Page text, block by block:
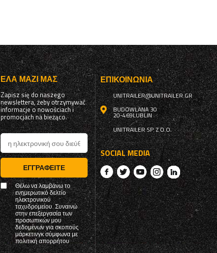
ΈΛΑ ΜΑΖΊ ΜΑΣ
Zapisz się do naszego
newslettera, żeby otrzymywać
informacje o nowościach i
promocjach na bieżąco.
ΕΓΓΡΑΦΕΊΤΕ
Θέλω να λαμβάνω το
ενημερωτικό δελτίο
ηλεκτρονικού
ταχυδρομείου. Συναινώ
στην επεξεργασία των
προσωπικών μου
δεδομένων για σκοπούς
μάρκετινγκ σύμφωνα με
πολιτική απορρήτου
ΕΠΙΚΟΙΝΩΝΊΑ
UNITRAILER@UNITRAILER.GR
BUDOWLANA 30
20-469LUBLIN
UNITRAILER SP. Z O.O.
SOCIAL MEDIA